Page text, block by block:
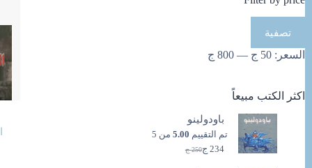
سعر
سعرتصفية
السعر: 50 ج — 800 ج
اكثر الكتب مبيعاً
باودولينو
تم التقييم 5.00 من 5
250 ج
السعر 234 جالسعر